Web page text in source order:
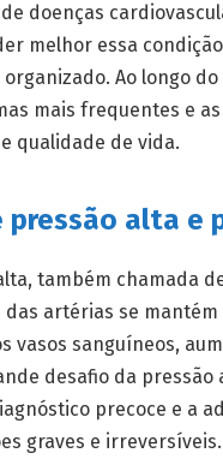
doenças
melhor essa
Ao longo
mais frequentes e
qualidade de vida.
pressão alta e
também chamada
das artérias se
vasos sanguíneos,
desafio da pressão
precoce e a
graves e irreversíveis.